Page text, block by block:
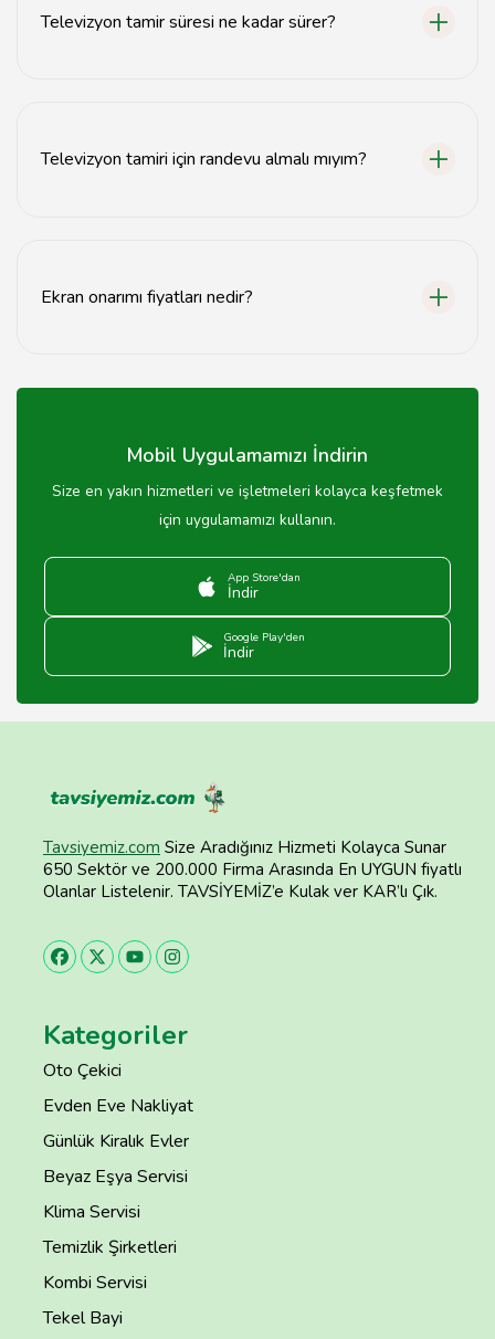
Televizyon tamir süresi ne kadar sürer?
Televizyon tamiri için randevu almalı mıyım?
Ekran onarımı fiyatları nedir?
göstermektedir.
Mobil Uygulamamızı İndirin
Size en yakın hizmetleri ve işletmeleri kolayca keşfetmek
için uygulamamızı kullanın.
App Store'dan
İndir
Google Play'den
İndir
Tavsiyemiz.com Size Aradığınız Hizmeti Kolayca Sunar
650 Sektör ve 200.000 Firma Arasında En UYGUN fiyatlı
Olanlar Listelenir. TAVSİYEMİZ’e Kulak ver KAR’lı Çık.
Kategoriler
Oto Çekici
Evden Eve Nakliyat
Günlük Kiralık Evler
Beyaz Eşya Servisi
Klima Servisi
Temizlik Şirketleri
Kombi Servisi
Tekel Bayi